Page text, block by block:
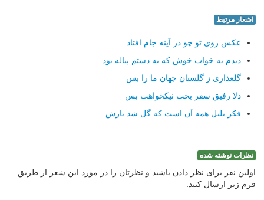
اشعار مرتبط
عکس روی تو چو در آینه جام افتاد
دیدم به خواب خوش که به دستم پیاله بود
گلعذاری ز گلستان جهان ما را بس
دلا رفیق سفر بخت نیکخواهت بس
فکر بلبل همه آن است که گل شد یارش
نظرات نوشته شده
اولین نفر برای نظر دادن باشید و نظرتان را در مورد این شعر از طریق
فرم زیر ارسال کنید.